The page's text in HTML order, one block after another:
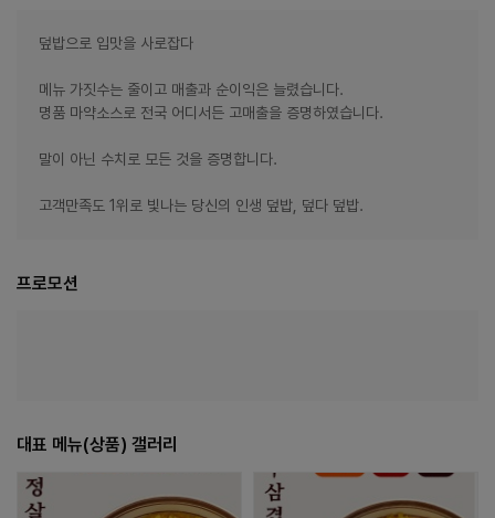
덮밥으로 입맛을 사로잡다
메뉴 가짓수는 줄이고 매출과 순이익은 늘렸습니다.
명품 마약소스로 전국 어디서든 고매출을 증명하였습니다.
말이 아닌 수치로 모든 것을 증명합니다.
고객만족도 1위로 빛나는 당신의 인생 덮밥, 덮다 덮밥.
프로모션
대표 메뉴(상품) 갤러리